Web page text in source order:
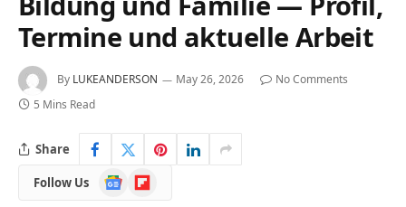
Termine und aktuelle Arbeit
By LUKEANDERSON May 26, 2026
No Comments
5 Mins Read
Share
Follow Us
Google
News
Flipboard